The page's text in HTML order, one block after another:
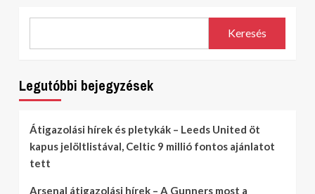
Keresés
Legutóbbi bejegyzések
Átigazolási hírek és pletykák – Leeds United öt
kapus jelöltlistával, Celtic 9 millió fontos ajánlatot
tett
Arsenal átigazolási hírek – A Gunners most a